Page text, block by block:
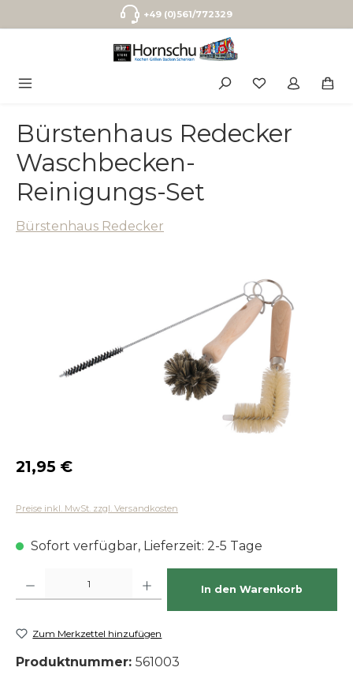
Zum Hauptinhalt springen+49 (0)561/772329
Bürstenhaus Redecker
Waschbecken-
Reinigungs-Set
Bürstenhaus Redecker
Regulärer Preis:
21,95 €
Preise inkl. MwSt. zzgl. Versandkosten
Sofort verfügbar, Lieferzeit: 2-5 Tage
In den Warenkorb
Zum Merkzettel hinzufügen
Produktnummer: 561003